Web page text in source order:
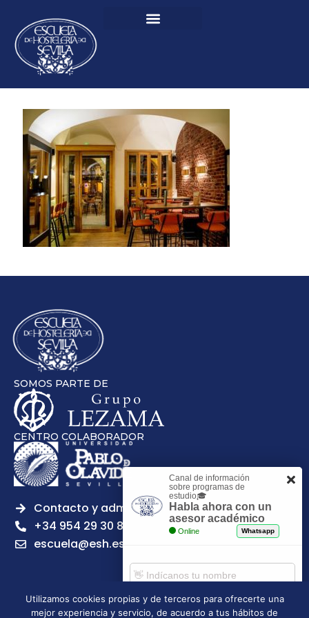
SOMOS PARTE DE
CENTRO COLABORADOR
Contacto y admisiones
+34 954 29 30 81
escuela@esh.es
Utilizamos cookies propias y de terceros para ofrecerte una
mejor experiencia y servicio, de acuerdo a tus hábitos de
Canal de información
sobre programas de
estudio🎓
Habla ahora con un
asesor académico
Online Whatsapp